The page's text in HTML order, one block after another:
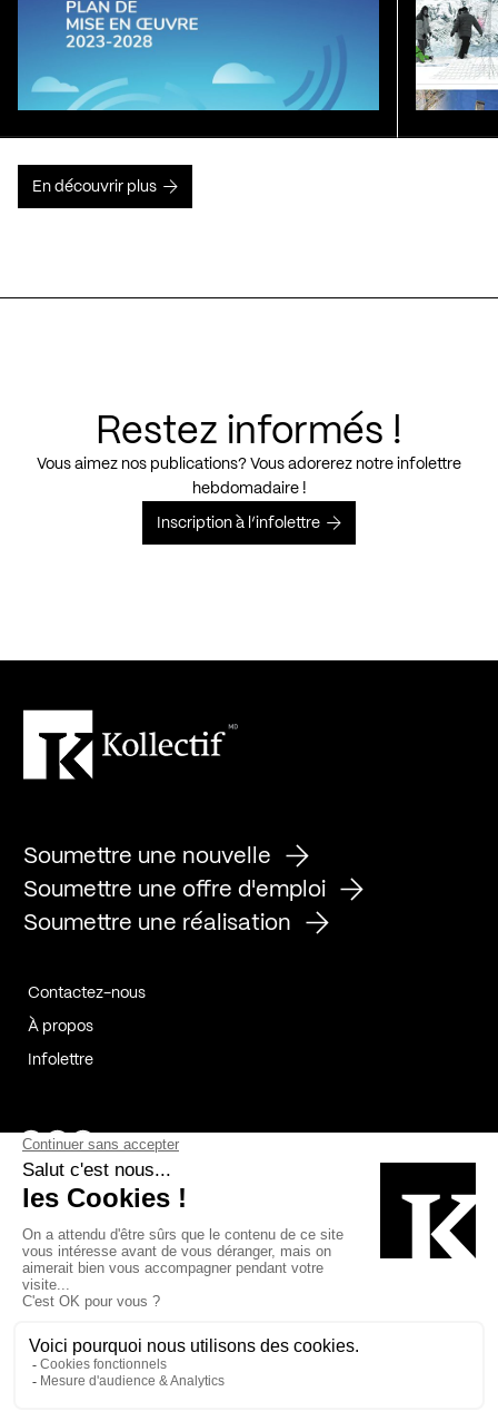
En découvrir plus
Restez informés !
Vous aimez nos publications? Vous adorerez notre infolettre
hebdomadaire !
Inscription à l’infolettre
Soumettre une nouvelle
Soumettre une offre d'emploi
Soumettre une réalisation
Contactez-nous
À propos
Infolettre
Page Facebook de Kollectif
Page Instagram de Kollectif
Page Linkedin de Kollectif
Bâtiment-Durable-Québec-1
Esquisses-1
MP-1 v2com-1